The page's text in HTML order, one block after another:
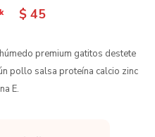
$ 45
premium gatitos destete
pollo salsa proteína calcio zinc
E.